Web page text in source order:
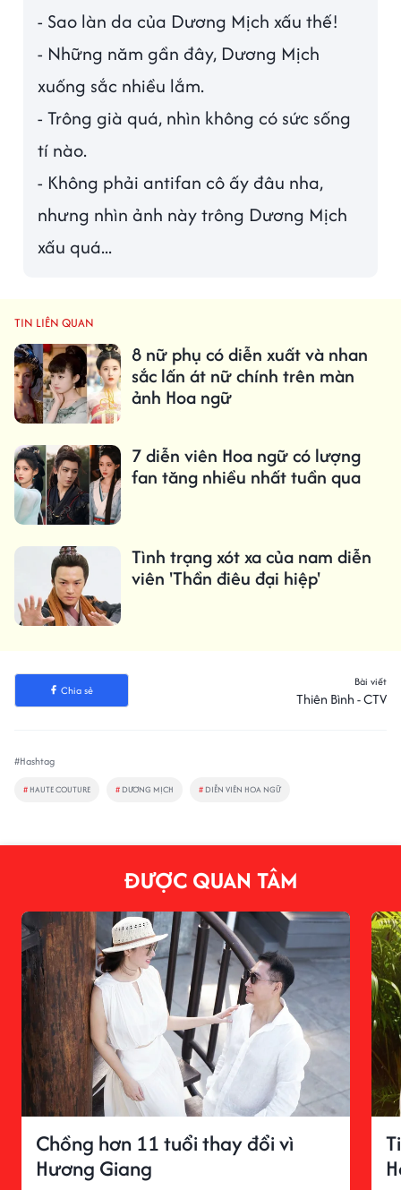
- Sao làn da của Dương Mịch xấu thế!
- Những năm gần đây, Dương Mịch
xuống sắc nhiều lắm.
- Trông già quá, nhìn không có sức sống
tí nào.
- Không phải antifan cô ấy đâu nha,
nhưng nhìn ảnh này trông Dương Mịch
xấu quá...
TIN LIÊN QUAN
8 nữ phụ có diễn xuất và nhan
sắc lấn át nữ chính trên màn
ảnh Hoa ngữ
7 diễn viên Hoa ngữ có lượng
fan tăng nhiều nhất tuần qua
Tình trạng xót xa của nam diễn
viên 'Thần điêu đại hiệp'
Chia sẻ
Bài viết
Thiên Bình - CTV
#Hashtag
# HAUTE COUTURE # DƯƠNG MỊCH # DIỄN VIÊN HOA NGỮ
ĐƯỢC QUAN TÂM
Chồng hơn 11 tuổi thay đổi vì
Hương Giang